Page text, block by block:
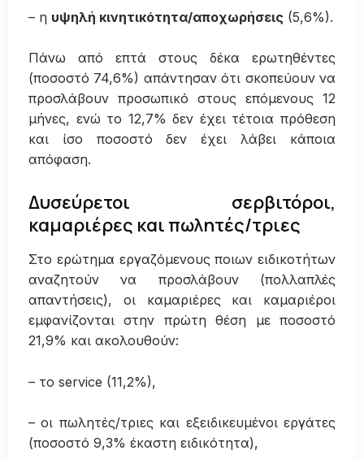
– η υψηλή κινητικότητα/αποχωρήσεις (5,6%).
Πάνω από επτά στους δέκα ερωτηθέντες
(ποσοστό 74,6%) απάντησαν ότι σκοπεύουν να
προσλάβουν προσωπικό στους επόμενους 12
μήνες, ενώ το 12,7% δεν έχει τέτοια πρόθεση
και ίσο ποσοστό δεν έχει λάβει κάποια
απόφαση.
Δυσεύρετοι σερβιτόροι,
καμαριέρες και πωλητές/τριες
Στο ερώτημα εργαζόμενους ποιων ειδικοτήτων
αναζητούν να προσλάβουν (πολλαπλές
απαντήσεις), οι καμαριέρες και καμαριέροι
εμφανίζονται στην πρώτη θέση με ποσοστό
21,9% και ακολουθούν:
– το service (11,2%),
– οι πωλητές/τριες και εξειδικευμένοι εργάτες
(ποσοστό 9,3% έκαστη ειδικότητα),